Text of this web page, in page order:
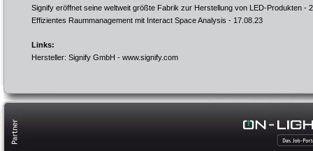
Signify eröffnet seine weltweit größte Fabrik zur Herstellung von LED-Produkten -
Effizientes Raummanagement mit Interact Space Analysis - 17.08.23
Links:
Hersteller: Signify GmbH - www.signify.com